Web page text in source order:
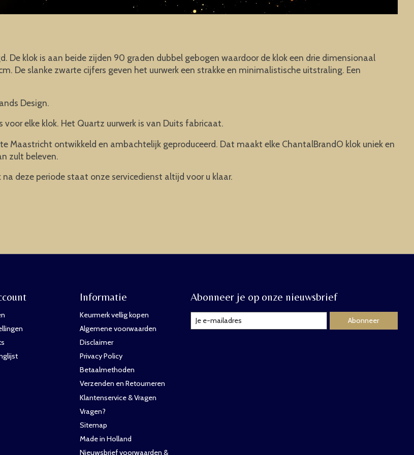
De klok is aan beide zijden 90 graden dubbel gebogen waardoor de klok een drie dimensionaal
De slanke zwarte cijfers geven het uurwerk een strakke en minimalistische uitstraling. Een
Design.
elke klok. Het Quartz uurwerk is van Duits fabricaat.
Maastricht ontwikkeld en ambachtelijk geproduceerd. Dat maakt elke ChantalBrandO klok uniek en
zult beleven.
deze periode staat onze servicedienst altijd voor u klaar.
Informatie
Keurmerk vellig kopen
Algemene voorwaarden
Disclaimer
Privacy Policy
Betaalmethoden
Verzenden en Retourneren
Klantenservice & Vragen
Vragen?
Sitemap
Made in Holland
Nieuwsbrief voorwaarden &
Abonneer je op onze nieuwsbrief
Abonneer